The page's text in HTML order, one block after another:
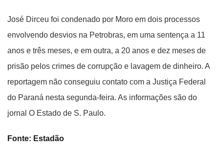
José Dirceu foi condenado por Moro em dois processos
envolvendo desvios na Petrobras, em uma sentença a 11
anos e três meses, e em outra, a 20 anos e dez meses de
prisão pelos crimes de corrupção e lavagem de dinheiro. A
reportagem não conseguiu contato com a Justiça Federal
do Paraná nesta segunda-feira. As informações são do
jornal O Estado de S. Paulo.
Fonte: Estadão